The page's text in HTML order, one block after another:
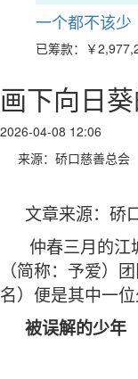
一个都不该少
已筹款： ￥
画下向日
2026-04-08 12:06
来源：硚口慈善总会
文章来源：硚
仲春三月的江
（简称：予爱）
名）便是其中一位
被误解的少年